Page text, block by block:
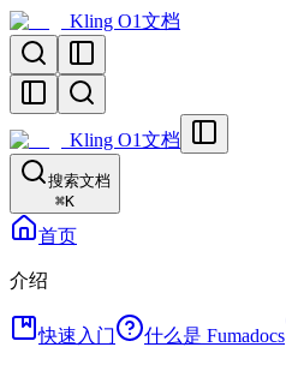
Kling O1文档
Kling O1文档
搜索文档
⌘K
首页
介绍
快速入门 什么是 Fumadocs